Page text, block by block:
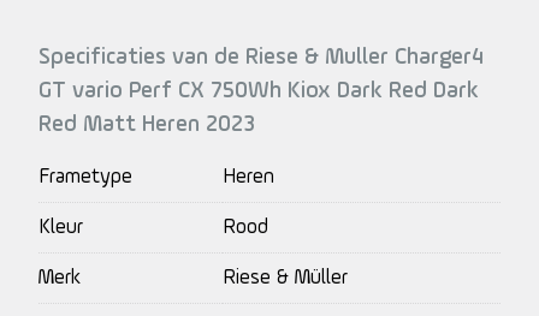
Specificaties van de Riese & Muller Charger4
GT vario Perf CX 750Wh Kiox Dark Red Dark
Red Matt Heren 2023
Frametype Heren
Kleur Rood
Merk Riese & Müller